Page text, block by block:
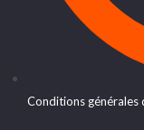
Conditions générales